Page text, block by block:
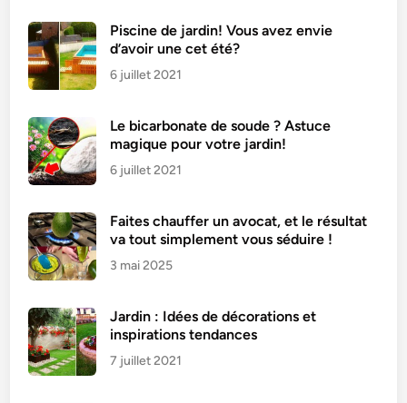
e
t
t
À
i
a
n
e
H
a
Piscine de jardin! Vous avez envie
d’avoir une cet été?
6 juillet 2021
Le bicarbonate de soude ? Astuce
magique pour votre jardin!
6 juillet 2021
Faites chauffer un avocat, et le résultat
va tout simplement vous séduire !
3 mai 2025
Jardin : Idées de décorations et
inspirations tendances
7 juillet 2021